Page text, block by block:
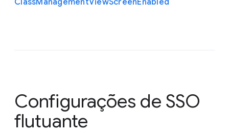
ClassManagementViewScreenEnabled
Configurações de SSO
flutuante